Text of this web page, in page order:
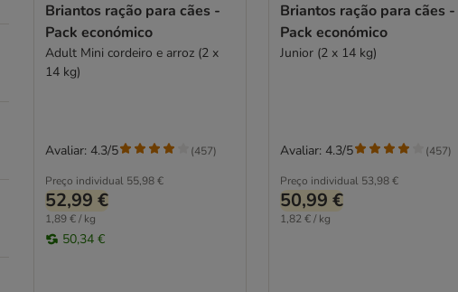
Briantos ração para cães -
Pack económico
Adult Mini cordeiro e arroz (2 x
14 kg)
Preço individual 55,98 €
52,99 €
1,89 € / kg
50,34 €
Avaliar: 4.3/5 (457)
Briantos ração para cães -
Pack económico
Junior (2 x 14 kg)
Preço individual 53,98 €
50,99 €
1,82 € / kg
Avaliar: 4.3/5 (457)